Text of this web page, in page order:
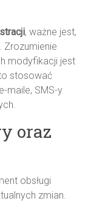
, ważne jest,
Zrozumienie
modyfikacji jest
stosować
maile, SMS-y
oraz
obsługi
zmian.